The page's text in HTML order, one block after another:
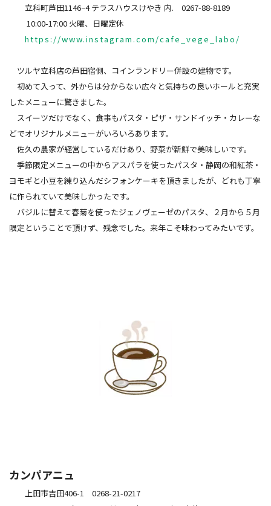
立科町芦田1146−4 テラスハウスけやき 内. 0267-88-8189
10:00-17:00 火曜、日曜定休
https://www.instagram.com/cafe_vege_labo/
ツルヤ立科店の芦田宿側、コインランドリー併設の建物です。
初めて入って、外からは分からない広々と気持ちの良いホールと充実
したメニューに驚きました。
スイーツだけでなく、食事もパスタ・ピザ・サンドイッチ・カレーな
どでオリジナルメニューがいろいろあります。
佐久の農家が経営しているだけあり、野菜が新鮮で美味しいです。
季節限定メニューの中からアスパラを使ったパスタ・静岡の和紅茶・
ヨモギと小豆を練り込んだシフォンケーキを頂きましたが、どれも丁寧
に作られていて美味しかったです。
バジルに替えて春菊を使ったジェノヴェーゼのパスタ、２月から５月
限定ということで頂けず、残念でした。来年こそ味わってみたいです。
カンパアニュ
上田市吉田406-1 0268-21-0217